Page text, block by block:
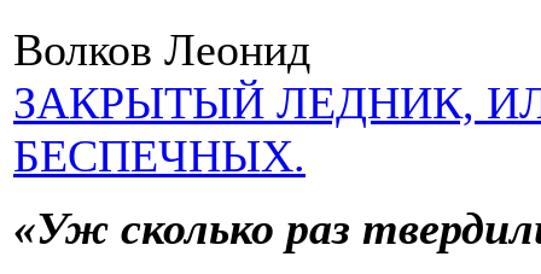
Волков Леонид
ЗАКРЫТЫЙ ЛЕДНИК,
БЕСПЕЧНЫХ.
«Уж сколько раз